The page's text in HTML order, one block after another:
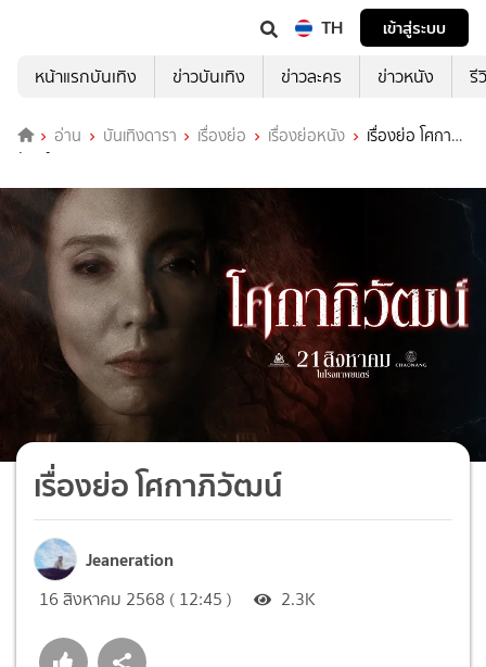
TH
เข้าสู่ระบบ
หน้าแรกบันเทิง
ข่าวบันเทิง ข่าวละคร ข่าวหนัง รี
อ่าน บันเทิงดารา เรื่องย่อ เรื่องย่อหนัง
เรื่องย่อ โศกาภิ
วัฒน์
เรื่องย่อ โศกาภิวัฒน์
Jeaneration
16 สิงหาคม 2568 ( 12:45 ) 2.3K